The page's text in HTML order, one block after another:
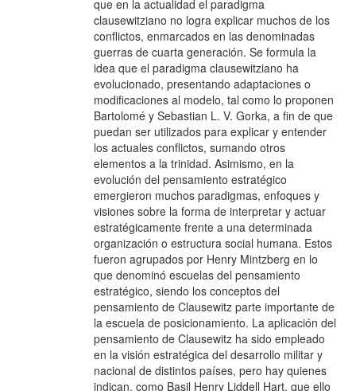
que en la actualidad el paradigma
clausewitziano no logra explicar muchos de los
conflictos, enmarcados en las denominadas
guerras de cuarta generación. Se formula la
idea que el paradigma clausewitziano ha
evolucionado, presentando adaptaciones o
modificaciones al modelo, tal como lo proponen
Bartolomé y Sebastian L. V. Gorka, a fin de que
puedan ser utilizados para explicar y entender
los actuales conflictos, sumando otros
elementos a la trinidad. Asimismo, en la
evolución del pensamiento estratégico
emergieron muchos paradigmas, enfoques y
visiones sobre la forma de interpretar y actuar
estratégicamente frente a una determinada
organización o estructura social humana. Estos
fueron agrupados por Henry Mintzberg en lo
que denominó escuelas del pensamiento
estratégico, siendo los conceptos del
pensamiento de Clausewitz parte importante de
la escuela de posicionamiento. La aplicación del
pensamiento de Clausewitz ha sido empleado
en la visión estratégica del desarrollo militar y
nacional de distintos países, pero hay quienes
indican, como Basil Henry Liddell Hart, que ello